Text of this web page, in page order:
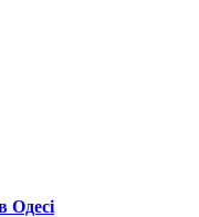
Одесі